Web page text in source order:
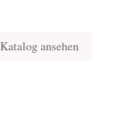
Katalog ansehen